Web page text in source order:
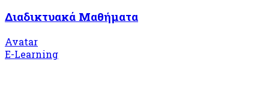
Διαδικτυακά Μαθήματα
Avatar
E-Learning